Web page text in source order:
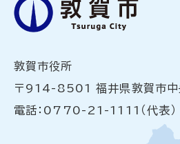
敦賀市役所
〒914-8501 福井県敦賀市中
電話：0770-21-1111（代表）